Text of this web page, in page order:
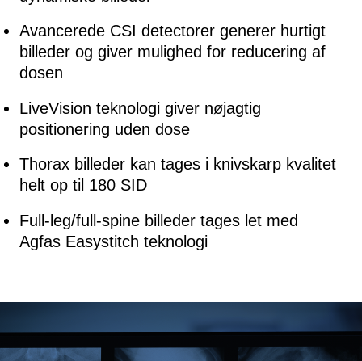
Avancerede CSI detectorer generer hurtigt
billeder og giver mulighed for reducering af
dosen
LiveVision teknologi giver nøjagtig
positionering uden dose
Thorax billeder kan tages i knivskarp kvalitet
helt op til 180 SID
Full-leg/full-spine billeder tages let med
Agfas Easystitch teknologi